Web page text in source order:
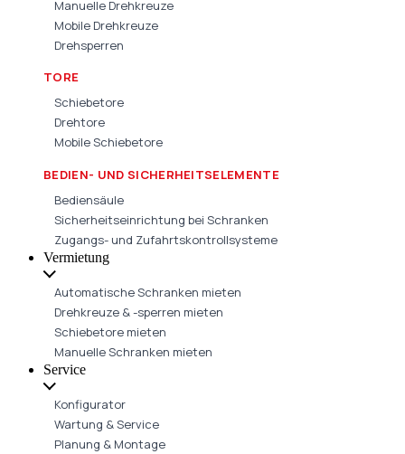
Manuelle Drehkreuze
Mobile Drehkreuze
Drehsperren
TORE
Schiebetore
Drehtore
Mobile Schiebetore
BEDIEN- UND SICHERHEITSELEMENTE
Bediensäule
Sicherheitseinrichtung bei Schranken
Zugangs- und Zufahrtskontrollsysteme
Vermietung
Automatische Schranken mieten
Drehkreuze & -sperren mieten
Schiebetore mieten
Manuelle Schranken mieten
Service
Konfigurator
Wartung & Service
Planung & Montage